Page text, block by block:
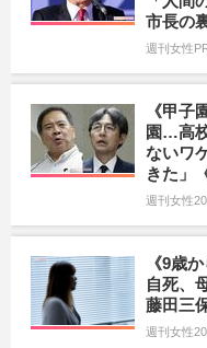
市長の
週刊女性
《甲子
園…高
ないワ
きた」
週刊女性
《9歳
自死、
藤田三
週刊女性